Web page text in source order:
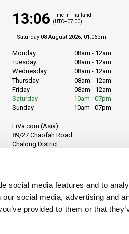
social media features and to
social media, advertising and
provided to them or that
13:06 Time in Thailand
(UTC+07:00)
Saturday 08 August 2026, 01:06pm
Monday
08am - 12am
Tuesday
08am - 12am
Wednesday
08am - 12am
Thursday
08am - 12am
Friday
08am - 12am
Saturday
10am - 07pm
Sunday
10am - 07pm
LiVa.com (Asia)
89/27 Chaofah Road
Chalong District